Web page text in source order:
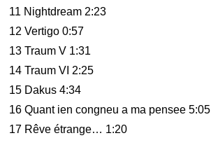
11 Nightdream 2:23
12 Vertigo 0:57
13 Traum V 1:31
14 Traum VI 2:25
15 Dakus 4:34
16 Quant ien congneu a ma pensee 5:05
17 Rêve étrange… 1:20